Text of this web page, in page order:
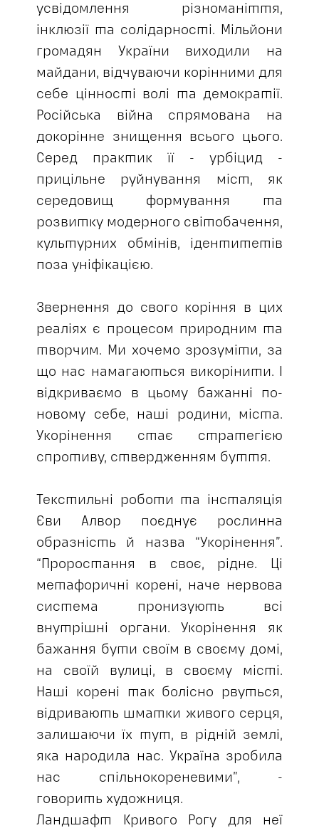
усвідомлення різноманіття,
інклюзії та солідарності. Мільйони
громадян України виходили на
майдани, відчуваючи корінними для
себе цінності волі та демократії.
Російська війна спрямована на
докорінне знищення всього цього.
Серед практик її - урбіцид -
прицільне руйнування міст, як
середовищ формування та
розвитку модерного світобачення,
культурних обмінів, ідентитетів
поза уніфікацією.
Звернення до свого коріння в цих
реаліях є процесом природним та
творчим. Ми хочемо зрозуміти, за
що нас намагаються викорінити. І
відкриваємо в цьому бажанні по-
новому себе, наші родини, міста.
Укорінення стає стратегією
спротиву, ствердженням буття.
Текстильні роботи та інсталяція
Єви Алвор поєднує рослинна
образність й назва “Укорінення”.
“Проростання в своє, рідне. Ці
метафоричні корені, наче нервова
система пронизують всі
внутрішні органи. Укорінення як
бажання бути своїм в своєму домі,
на своїй вулиці, в своєму місті.
Наші корені так болісно рвуться,
відривають шматки живого серця,
залишаючи їх тут, в рідній землі,
яка народила нас. Україна зробила
нас спільнокореневими”, -
говорить художниця.
Ландшафт Кривого Рогу для неї